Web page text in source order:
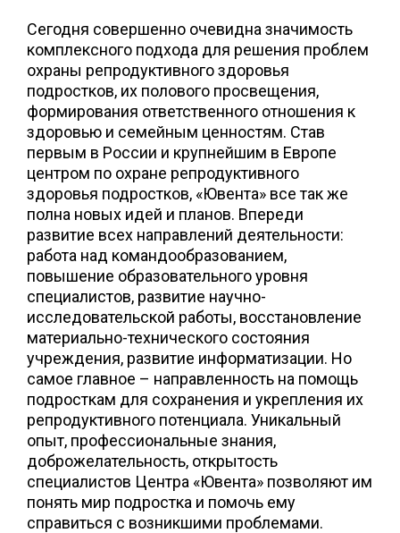
Сегодня совершенно очевидна значимость
комплексного подхода для решения проблем
охраны репродуктивного здоровья
подростков, их полового просвещения,
формирования ответственного отношения к
здоровью и семейным ценностям. Став
первым в России и крупнейшим в Европе
центром по охране репродуктивного
здоровья подростков, «Ювента» все так же
полна новых идей и планов. Впереди
развитие всех направлений деятельности:
работа над командообразованием,
повышение образовательного уровня
специалистов, развитие научно-
исследовательской работы, восстановление
материально-технического состояния
учреждения, развитие информатизации. Но
самое главное – направленность на помощь
подросткам для сохранения и укрепления их
репродуктивного потенциала. Уникальный
опыт, профессиональные знания,
доброжелательность, открытость
специалистов Центра «Ювента» позволяют им
понять мир подростка и помочь ему
справиться с возникшими проблемами.